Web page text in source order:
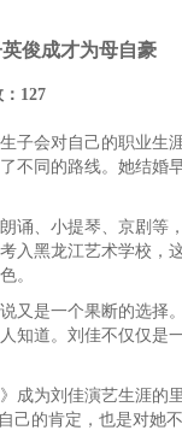
俊成才为母自豪
127
会对自己的职业生
不同的路线。她结婚
诵、小提琴、京剧等
入黑龙江艺术学校，
。
又是一个果断的选择
知道。刘佳不仅仅是
成为刘佳演艺生涯的
己的肯定，也是对她